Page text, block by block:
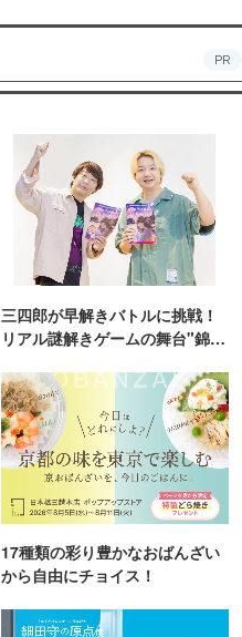
PR
三四郎が早解きバトルに挑戦！
リアル謎解きゲームの舞台"錦糸
17種類の彩り豊かなおばんざい
から自由にチョイス！